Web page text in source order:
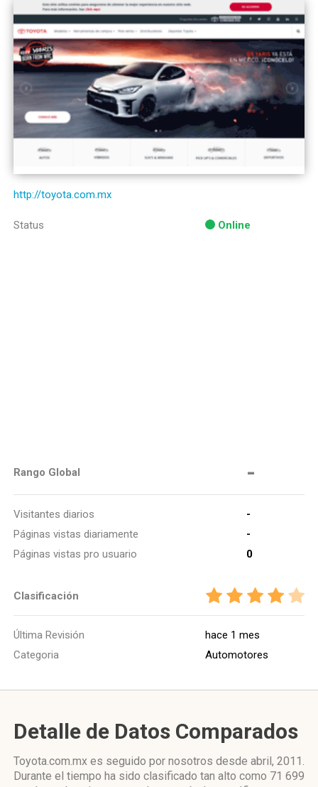
http://toyota.com.mx
Status Online
Rango Global -
Visitantes diarios
-
Páginas vistas diariamente
-
Páginas vistas pro usuario
0
Clasificación
Última Revisión
hace 1 mes
Categoria
Automotores
Detalle de Datos Comparados
Toyota.com.mx es seguido por nosotros desde abril, 2011.
Durante el tiempo ha sido clasificado tan alto como 71 699